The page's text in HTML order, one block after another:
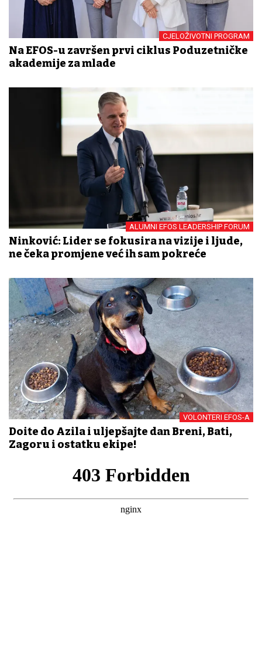
CJELOŽIVOTNI PROGRAM
Na EFOS-u završen prvi ciklus Poduzetničke
akademije za mlade
ALUMNI EFOS LEADERSHIP FORUM
Ninković: Lider se fokusira na vizije i ljude,
ne čeka promjene već ih sam pokreće
VOLONTERI EFOS-A
Dođite do Azila i uljepšajte dan Breni, Bati,
Zagoru i ostatku ekipe!